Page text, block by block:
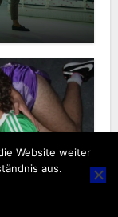
Website weiter
aus.